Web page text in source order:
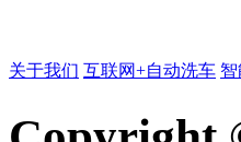
关于我们 互联网+自动洗车